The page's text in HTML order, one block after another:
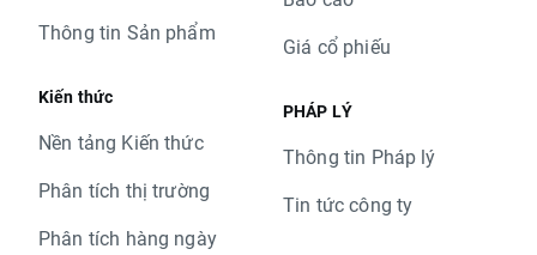
Thông tin Sản phẩm
Kiến thức
Nền tảng Kiến thức
Phân tích thị trường
Phân tích hàng ngày
Giá cổ phiếu
PHÁP LÝ
Thông tin Pháp lý
Tin tức công ty